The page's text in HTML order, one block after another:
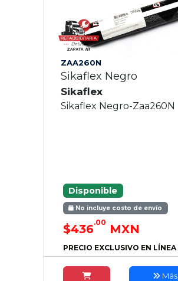
ZAA260N
Sikaflex Negro
Sikaflex
Sikaflex Negro-Zaa260N
Disponible
No incluye costo de envío
$436.00 MXN
PRECIO EXCLUSIVO EN LÍNEA
Más